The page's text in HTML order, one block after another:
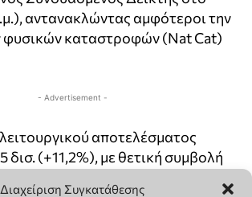
Διαχείριση Συγκατάθεσης